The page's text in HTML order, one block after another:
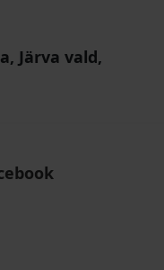
Järva vald,